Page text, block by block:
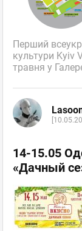
Перший
культури Kyiv
травня у
14-15.05
«Дачный